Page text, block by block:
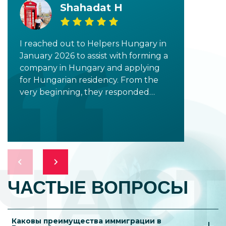
Shahadat H
I reached out to Helpers Hungary in
January 2026 to assist with forming a
company in Hungary and applying
for Hungarian residency. From the
very beginning, they responded
highlight Tala Shalati, who was
incredibly supportive in addressing all
my concerns and questions. As the
process progressed, I had the
opportunity to work with Dr. Norbert,
ЧАСТЫЕ ВОПРОСЫ
Каковы преимущества иммиграции в